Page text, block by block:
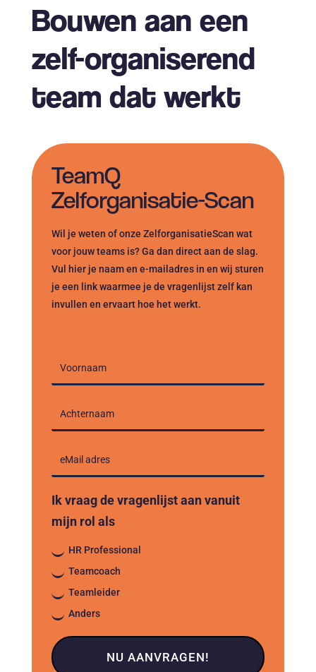
Bouwen aan een
zelf-organiserend
team dat werkt
TeamQ
Zelforganisatie-Scan
Wil je weten of onze ZelforganisatieScan wat
voor jouw teams is? Ga dan direct aan de slag.
Vul hier je naam en e-mailadres in en wij sturen
je een link waarmee je de vragenlijst zelf kan
invullen en ervaart hoe het werkt.
Ik vraag de vragenlijst aan vanuit
mijn rol als
HR Professional
Teamcoach
Teamleider
Anders
NU AANVRAGEN!